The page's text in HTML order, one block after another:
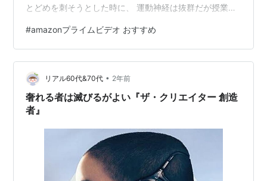
とどめを刺そうとした時に、 運動神経は抜群だが授業中
一方、 転校生のボムソクは、 校外で不良グループに囲ま
れたシウンを助けようと、 スホに知らせる。 3人の奇妙
な友情が芽生えるのだが。。 校内のイジメグループが裏
社会とつながっていることや、 普通の高校生をゲームア
プリを通して借金漬けにし、 コントロールする裏社会が
恐ろし…
#amazonプライムビデオ おすすめ
リアル60代&70代 • 2年前
奢れる者は滅びるがよい『ザ・クリエイター 創造
者』